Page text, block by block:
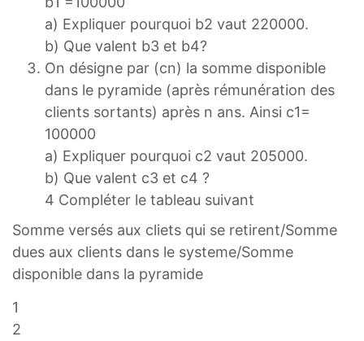
a) Expliquer pourquoi b2 vaut 220000.
b) Que valent b3 et b4?
On désigne par (cn) la somme disponible
dans le pyramide (après rémunération des
clients sortants) après n ans. Ainsi c1=
100000
a) Expliquer pourquoi c2 vaut 205000.
b) Que valent c3 et c4 ?
4 Compléter le tableau suivant
Somme versés aux cliets qui se retirent/Somme
dues aux clients dans le systeme/Somme
disponible dans la pyramide
1
2